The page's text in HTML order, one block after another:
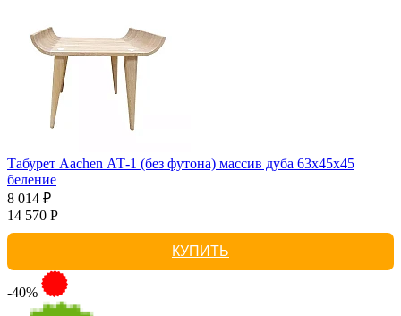
Табурет Aachen АТ-1 (без футона) массив дуба 63х45х45
беление
8 014 ₽
14 570 Р
КУПИТЬ
-40%